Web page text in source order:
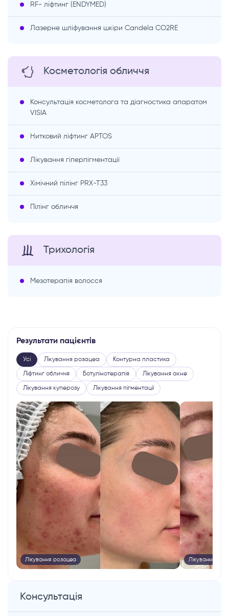
RF- ліфтинг (ENDYMED)
Лазерне шліфування шкіри Candela CO2RE
Косметологія обличчя
Консультація косметолога та діагностика апаратом
VISIA
Нитковий ліфтинг APTOS
Лікування гіперпігментації
Хімічний пілінг PRX-T33
Пілінг обличчя
Трихологія
Мезотерапія волосся
Результати пацієнтів
Усі Лікування розацеа Контурна пластика
Ліфтинг обличчя Ботулінотерапія Лікування акне
Лікування куперозу Лікування пігментації
Лікування розацеа Лікування
Консультація